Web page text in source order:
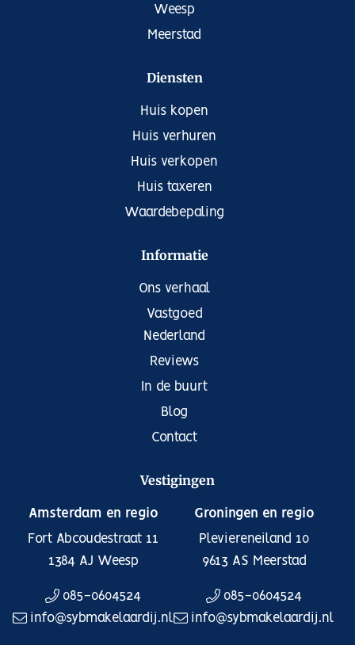
bezichtiging in en laat je verrassen!
Weesp
Meerstad
Diensten
Huis kopen
Huis verhuren
Huis verkopen
Huis taxeren
Waardebepaling
Informatie
Ons verhaal
Vastgoed
Nederland
Reviews
In de buurt
Blog
Contact
Vestigingen
Amsterdam en regio
Fort Abcoudestraat 11
1384 AJ Weesp
085-0604524
info@sybmakelaardij.nl
Groningen en regio
Pleviereneiland 10
9613 AS Meerstad
085-0604524
info@sybmakelaardij.nl